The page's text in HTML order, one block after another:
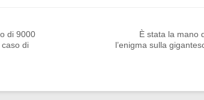
di 9000
di
È stata la mano
l’enigma sulla